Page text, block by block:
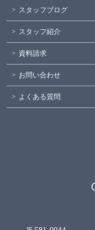
スタッフブログ
スタッフ紹介
資料請求
お問い合わせ
よくある質問